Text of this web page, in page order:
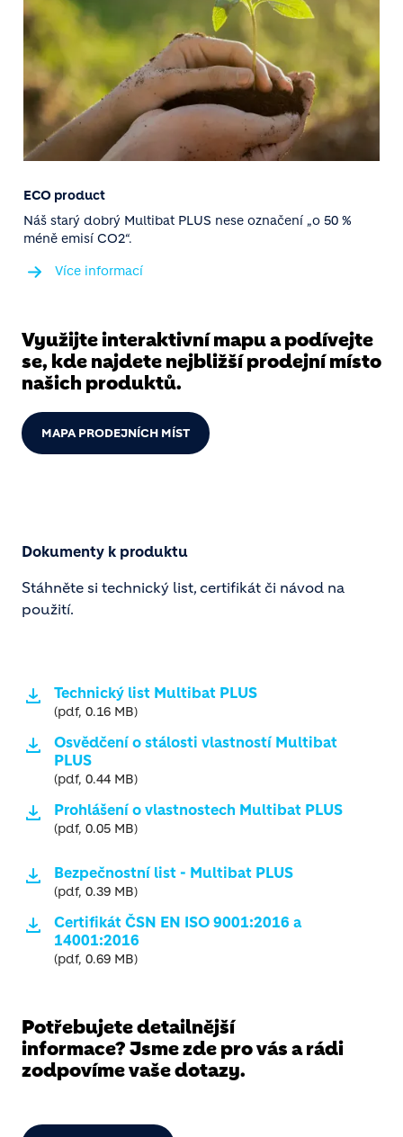
ECO product
Náš starý dobrý Multibat PLUS nese označení „o 50 %
méně emisí CO2“.
Více informací
Využijte interaktivní mapu a podívejte
se, kde najdete nejbližší prodejní místo
našich produktů.
MAPA PRODEJNÍCH MÍST
Dokumenty k produktu
Stáhněte si technický list, certifikát či návod na
použití.
Technický list Multibat PLUS
(pdf, 0.16 MB)
Osvědčení o stálosti vlastností Multibat
PLUS
(pdf, 0.44 MB)
Prohlášení o vlastnostech Multibat PLUS
(pdf, 0.05 MB)
Bezpečnostní list - Multibat PLUS
(pdf, 0.39 MB)
Certifikát ČSN EN ISO 9001:2016 a
14001:2016
(pdf, 0.69 MB)
Potřebujete detailnější
informace? Jsme zde pro vás a rádi
zodpovíme vaše dotazy.